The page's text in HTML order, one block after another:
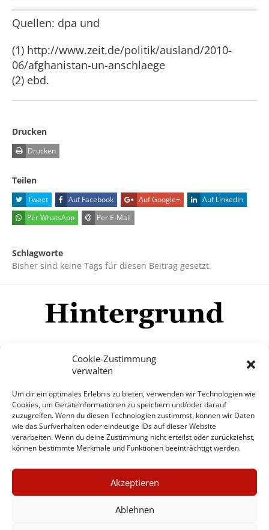
Cookie-Zustimmung
verwalten
Um dir ein optimales Erlebnis zu bieten, verwenden wir Technologien wie
Cookies, um Geräteinformationen zu speichern und/oder darauf
zuzugreifen. Wenn du diesen Technologien zustimmst, können wir Daten
wie das Surfverhalten oder eindeutige IDs auf dieser Website
verarbeiten. Wenn du deine Zustimmung nicht erteilst oder zurückziehst,
können bestimmte Merkmale und Funktionen beeinträchtigt werden.
Akzeptieren
Ablehnen
Quellen: dpa und
(1) http://www.zeit.de/politik/ausland/2010-
06/afghanistan-un-anschlaege
(2) ebd.
Drucken
Drucken
Teilen
Tweet Auf Facebook Auf Google+
Auf LinkedIn
Per WhatsApp
Per E-Mail
Schlagworte
Bisher sind keine Tags für diesen Beitrag gesetzt.
Mehr
© Copyright Hintergrund.de, 2015 - 2026
Zum Newsletter jetzt kostenlos
anmelden
erscheint ca. alle 4 Wochen
×